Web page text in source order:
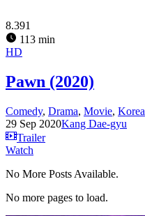
8.391
113 min
HD
Pawn (2020)
Comedy, Drama, Movie, Korea
29 Sep 2020Kang Dae-gyu
Trailer
Watch
No More Posts Available.
No more pages to load.